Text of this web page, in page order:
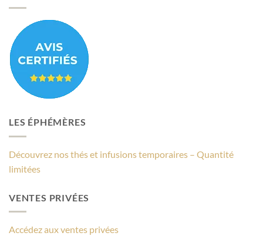
LES ÉPHÉMÈRES
Découvrez nos thés et infusions temporaires – Quantité
limitées
VENTES PRIVÉES
Accédez aux ventes privées